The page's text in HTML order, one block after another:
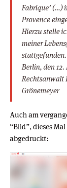
Fabrique’ (…)
Provence
Hierzu stelle
meiner
stattgefunden.
Berlin, den 12.
Rechtsanwalt
Grönemeyer
Auch am
“Bild”, dieses
abgedruckt: